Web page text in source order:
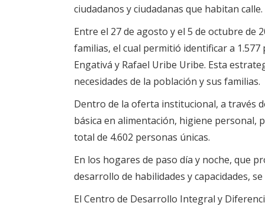
ciudadanos y ciudadanas que habitan calle.
Entre el 27 de agosto y el 5 de octubre de
familias, el cual permitió identificar a
Engativá y Rafael Uribe Uribe. Esta
necesidades de la población y sus familias.
Dentro de la oferta institucional, a través
básica en alimentación, higiene personal,
total de 4.602 personas únicas.
En los hogares de paso día y noche, que
desarrollo de habilidades y capacidades,
El Centro de Desarrollo Integral y